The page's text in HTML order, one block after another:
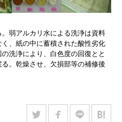
弱アルカリ水による洗浄は資料
、紙の中に蓄積された酸性劣化
洗浄により、白色度の回復とと
。乾燥させ、欠損部等の補修後